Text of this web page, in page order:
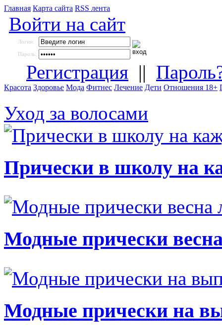
Главная Карта сайта RSS лента
Войти на сайт
Логин:
Пароль:
Регистрация ||
Красота Здоровье Мода Фитнес Лечение Дети Отношения 18+
Уход за волосами
Прически в школу на
Модные прически
Модные прически на